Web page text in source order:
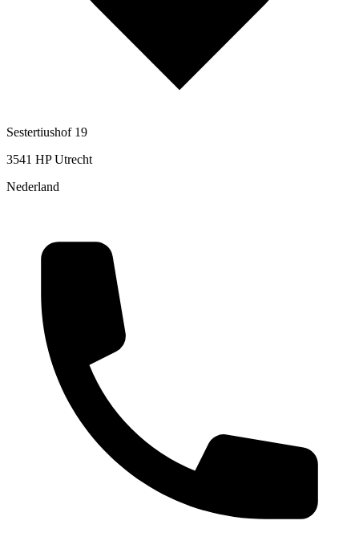
Sestertiushof 19
3541 HP Utrecht
Nederland